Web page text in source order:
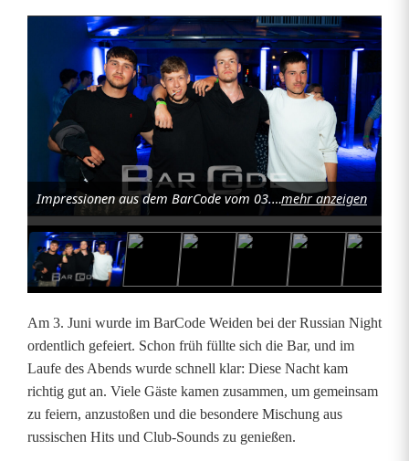
a
n
N
g
h
t
b
Impressionen aus dem BarCode vom 03. Juni 2026. Foto: Hannes Stockmehr anzeigen
Am 3. Juni wurde im BarCode Weiden bei der Russian Night
ordentlich gefeiert. Schon früh füllte sich die Bar, und im
Laufe des Abends wurde schnell klar: Diese Nacht kam
richtig gut an. Viele Gäste kamen zusammen, um gemeinsam
zu feiern, anzustoßen und die besondere Mischung aus
russischen Hits und Club-Sounds zu genießen.